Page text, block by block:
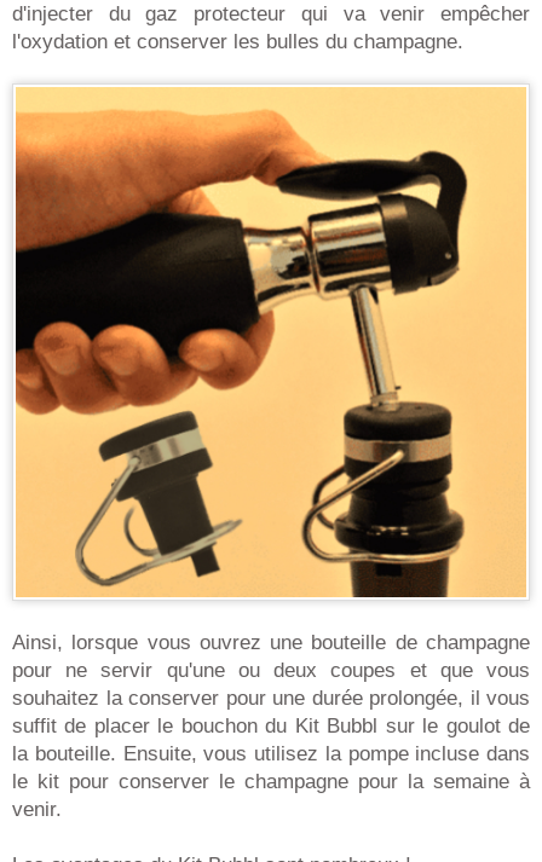
d'injecter du gaz protecteur qui va venir empêcher
l'oxydation et conserver les bulles du champagne.
Ainsi, lorsque vous ouvrez une bouteille de champagne
pour ne servir qu'une ou deux coupes et que vous
souhaitez la conserver pour une durée prolongée, il vous
suffit de placer le bouchon du Kit Bubbl sur le goulot de
la bouteille. Ensuite, vous utilisez la pompe incluse dans
le kit pour conserver le champagne pour la semaine à
venir.